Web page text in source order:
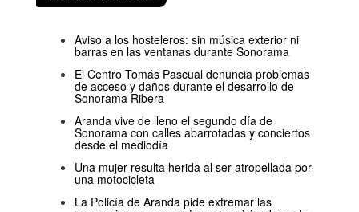
Aviso a los hosteleros: sin música exterior ni
barras en las ventanas durante Sonorama
El Centro Tomás Pascual denuncia problemas
de acceso y daños durante el desarrollo de
Sonorama Ribera
Aranda vive de lleno el segundo día de
Sonorama con calles abarrotadas y conciertos
desde el mediodía
Una mujer resulta herida al ser atropellada por
una motocicleta
La Policía de Aranda pide extremar las